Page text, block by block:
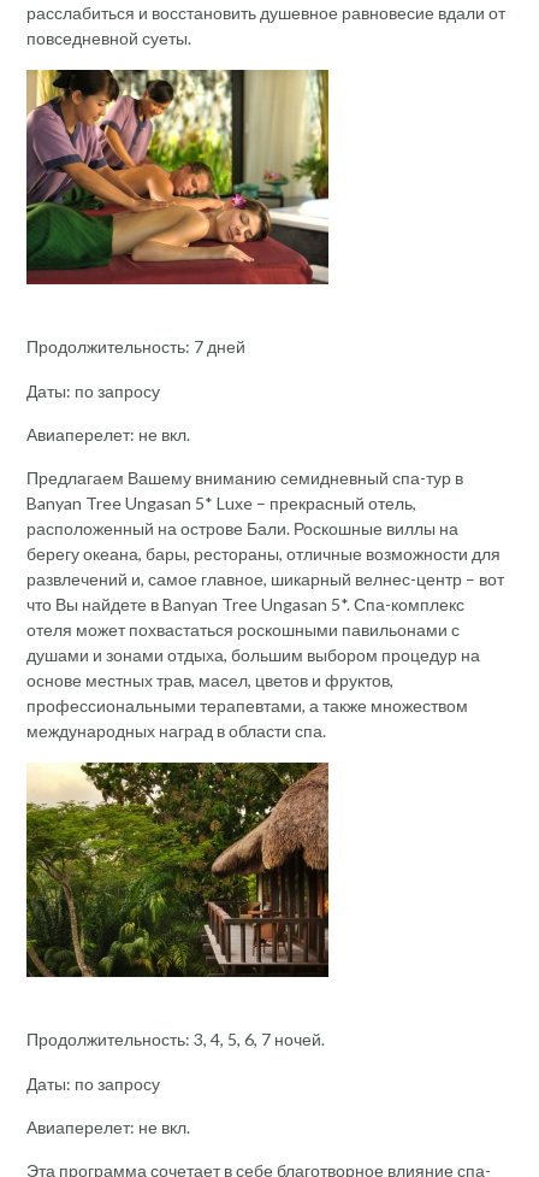
расслабиться и восстановить душевное равновесие вдали от
повседневной суеты.
Продолжительность: 7 дней
Даты: по запросу
Авиаперелет: не вкл.
Предлагаем Вашему вниманию семидневный спа-тур в
Banyan Tree Ungasan 5* Luxe – прекрасный отель,
расположенный на острове Бали. Роскошные виллы на
берегу океана, бары, рестораны, отличные возможности для
развлечений и, самое главное, шикарный велнес-центр – вот
что Вы найдете в Banyan Tree Ungasan 5*. Спа-комплекс
отеля может похвастаться роскошными павильонами с
душами и зонами отдыха, большим выбором процедур на
основе местных трав, масел, цветов и фруктов,
профессиональными терапевтами, а также множеством
международных наград в области спа.
Продолжительность: 3, 4, 5, 6, 7 ночей.
Даты: по запросу
Авиаперелет: не вкл.
Эта программа сочетает в себе благотворное влияние спа-